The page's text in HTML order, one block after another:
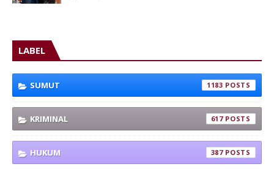
LABEL
SUMUT 1183
KRIMINAL 617
HUKUM 387